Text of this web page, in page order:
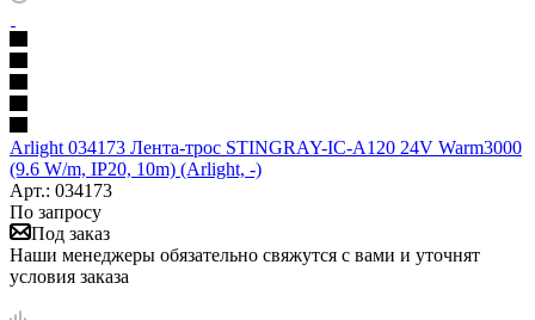
Arlight 034173 Лента-трос STINGRAY-IC-A120 24V Warm3000
(9.6 W/m, IP20, 10m) (Arlight, -)
Арт.: 034173
По запросу
Под заказ
Наши менеджеры обязательно свяжутся с вами и уточнят
условия заказа